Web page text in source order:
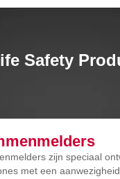
Safety
zijn speciaal
met een